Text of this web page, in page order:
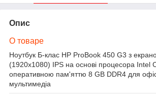
Опис
О товаре
Ноутбук Б-клас HP ProBook 450 G3 з
(1920x1080) IPS на основі процесора Intel
оперативною пам'яттю 8 GB DDR4 для
мультимедіа